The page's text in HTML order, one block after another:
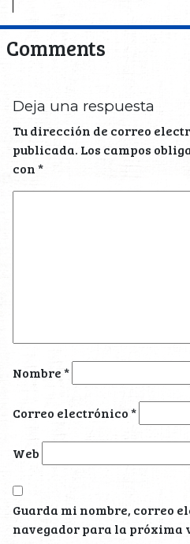
Comments
Deja una respuesta
Tu dirección de correo
publicada. Los campos
con*
Nombre*
Correo electrónico*
Web
Guarda mi nombre, correo
navegador para la próxima